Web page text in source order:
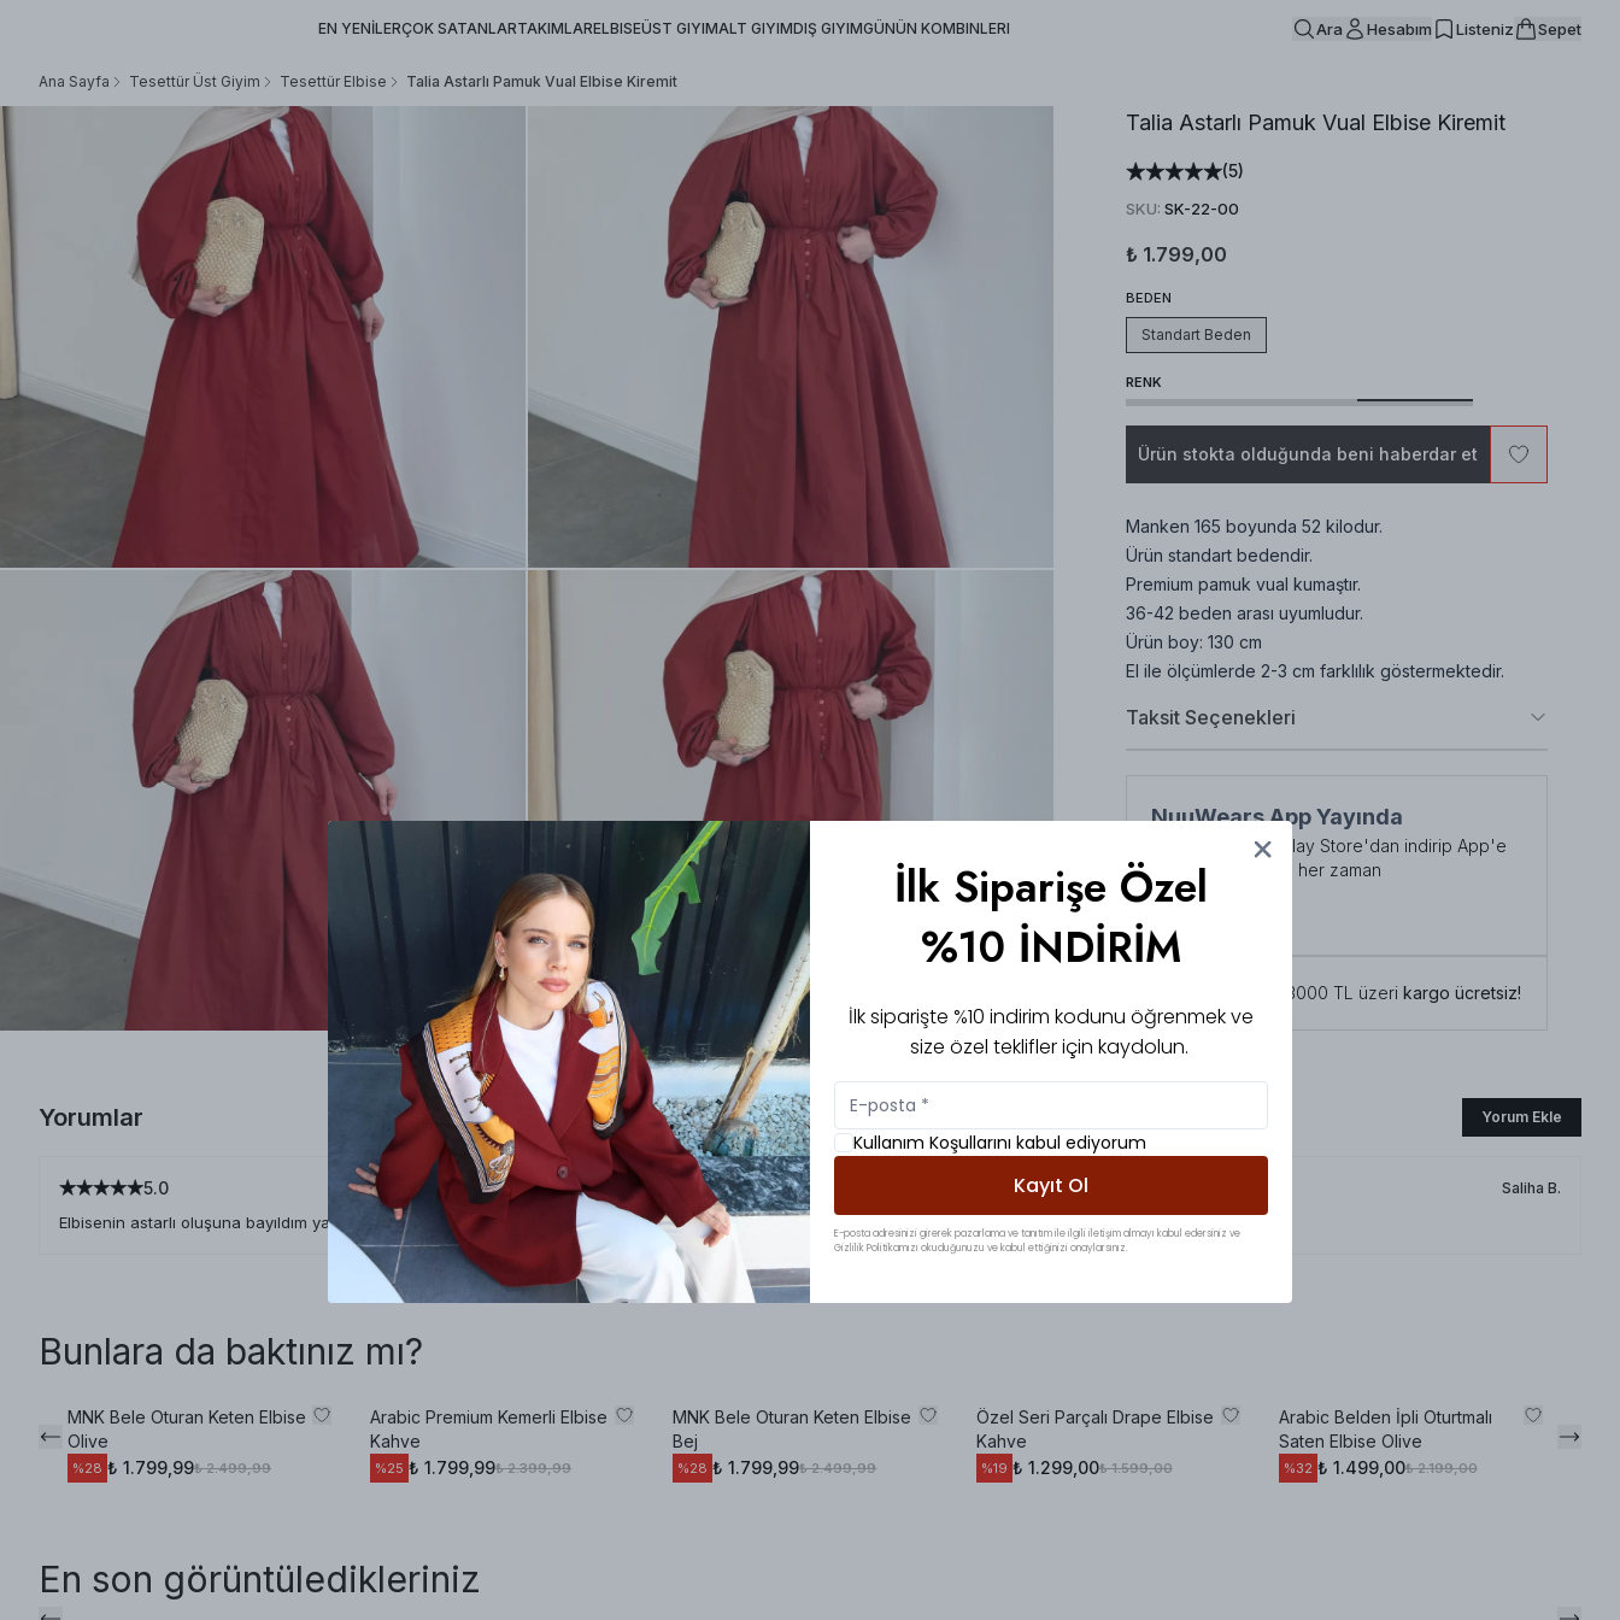
EN YENİLERÇOK SATANLARTAKIMLARELBISEÜST GIYIMALT GIYIMDIŞ GIYIMGÜNÜN KOMBINLERI Ara Hesabım Listeniz Sepet
Ana Sayfa Tesettür Üst Giyim Tesettür Elbise Talia Astarlı Pamuk Vual Elbise Kiremit
Talia Astarlı Pamuk Vual Elbise Kiremit
(5)
SKU: SK-22-00
₺ 1.799,00
BEDEN
Standart Beden
RENK
Ürün stokta olduğunda beni haberdar et
Manken 165 boyunda 52 kilodur.
Ürün standart bedendir.
Premium pamuk vual kumaştır.
36-42 beden arası uyumludur.
Ürün boy: 130 cm
El ile ölçümlerde 2-3 cm farklılık göstermektedir.
Taksit Seçenekleri
NuuWears App Yayında
App Store veya Play Store'dan indirip App'e
özel indirimlerden her zaman
faydalanabilirsiniz
Tüm siparişlerde 3000 TL üzeri kargo ücretsiz!
Yorumlar Yorum Ekle
5.0 Saliha B.
Elbisenin astarlı oluşuna bayıldım ya efil efil yazın favori elbiselerimden olacak ❤️‍🔥❤️‍🔥❤️‍🔥
Bunlara da baktınız mı?
MNK Bele Oturan Keten Elbise
Olive
%28 ₺ 1.799,99₺ 2.499,99
Arabic Premium Kemerli Elbise
Kahve
%25 ₺ 1.799,99₺ 2.399,99
MNK Bele Oturan Keten Elbise
Bej
%28 ₺ 1.799,99₺ 2.499,99
Özel Seri Parçalı Drape Elbise
Kahve
%19 ₺ 1.299,00₺ 1.599,00
Arabic Belden İpli Oturtmalı
Saten Elbise Olive
%32 ₺ 1.499,00₺ 2.199,00
En son görüntüledikleriniz
İlk Siparişe Özel
%10 İNDİRİM
İlk siparişte %10 indirim kodunu öğrenmek ve
size özel teklifler için kaydolun.
Kullanım Koşullarını kabul ediyorum
Kayıt Ol
E-posta adresinizi girerek pazarlama ve tanıtım ile ilgili iletişim almayı kabul edersiniz ve
Gizlilik Politikamızı okuduğunuzu ve kabul ettiğinizi onaylarsınız.